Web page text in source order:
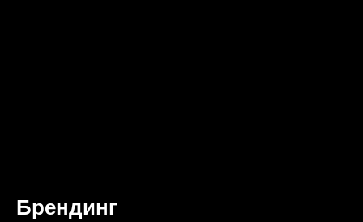
Брендинг